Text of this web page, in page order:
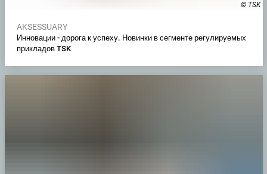
© TSK
AKSESSUARY
Инновации - дорога к успеху. Новинки в сегменте регулируемых
прикладов TSK